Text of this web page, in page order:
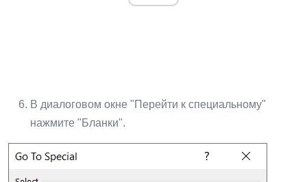
В диалоговом окне "Перейти к специальному"
нажмите "Бланки".